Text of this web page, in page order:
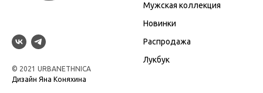
© 2021 URBANETHNICA
Дизайн Яна Коняхина
Мужская коллекция
Новинки
Распродажа
Лукбук